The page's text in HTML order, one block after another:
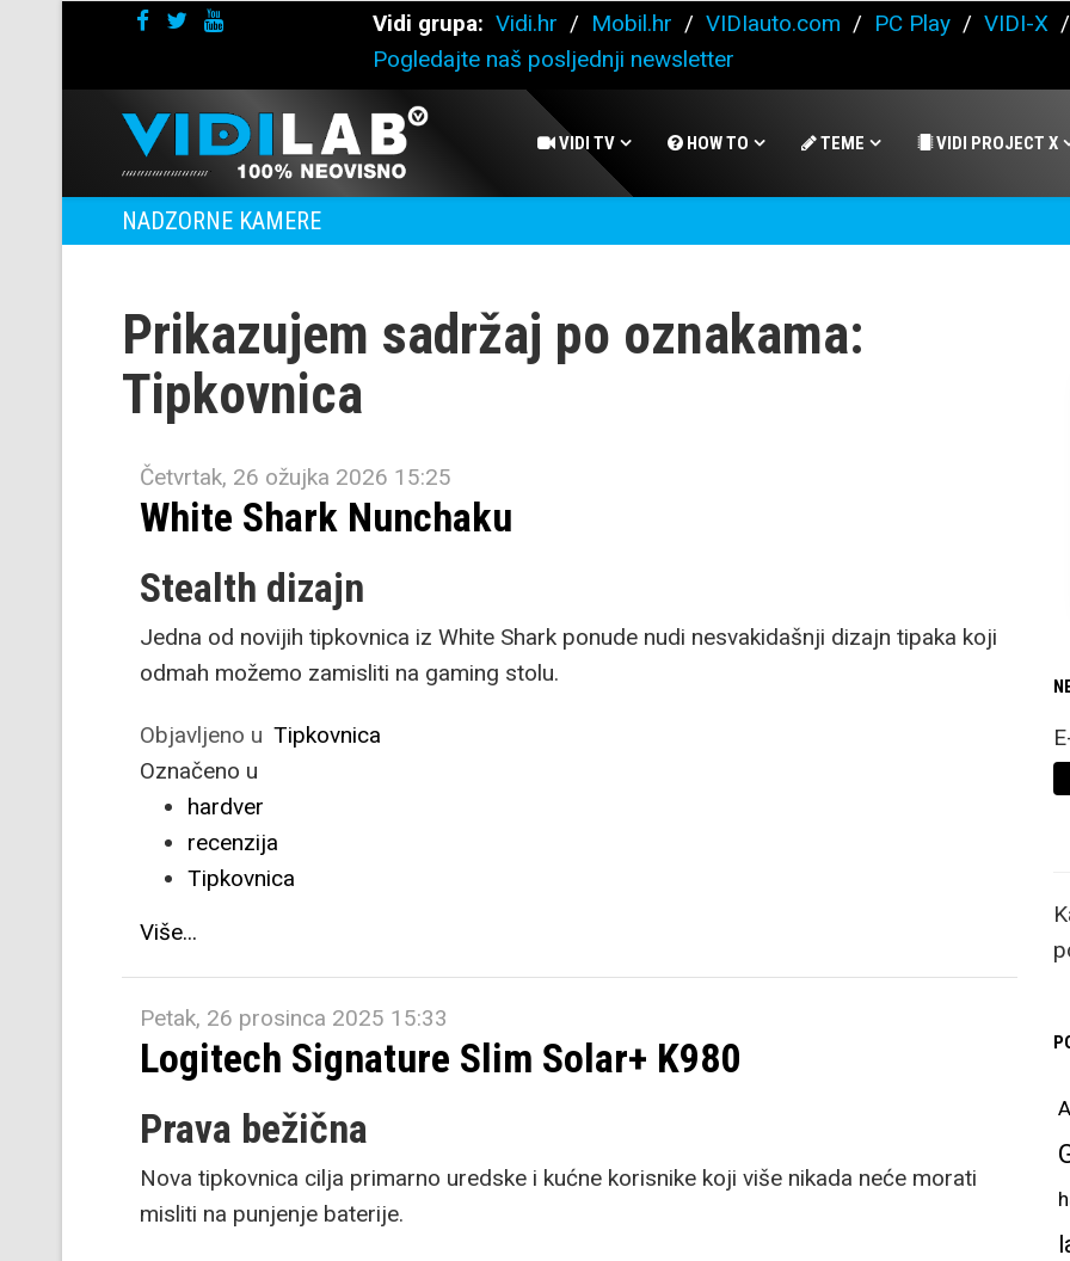
Vidi grupa: Vidi.hr / Mobil.hr / VIDIauto.com / PC Play / VIDI-X /
Pogledajte naš posljednji newsletter
VIDI TV HOW TO TEME VIDI PROJECT X
NADZORNE KAMERE
Prikazujem sadržaj po oznakama:
Tipkovnica
Četvrtak, 26 ožujka 2026 15:25
White Shark Nunchaku
Stealth dizajn
Jedna od novijih tipkovnica iz White Shark ponude nudi nesvakidašnji dizajn tipaka koji
odmah možemo zamisliti na gaming stolu.
Objavljeno u Tipkovnica
Označeno u
hardver
recenzija
Tipkovnica
Više...
Petak, 26 prosinca 2025 15:33
Logitech Signature Slim Solar+ K980
Prava bežična
Nova tipkovnica cilja primarno uredske i kućne korisnike koji više nikada neće morati
misliti na punjenje baterije.